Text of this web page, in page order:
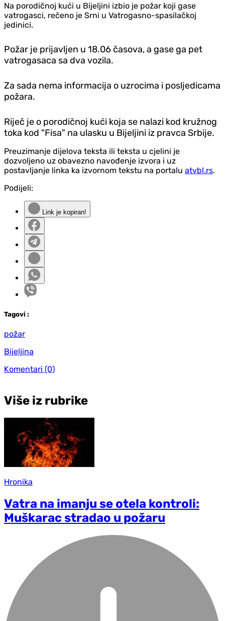
Na porodičnoj kući u Bijeljini izbio je požar koji gase
vatrogasci, rečeno je Srni u Vatrogasno-spasilačkoj
jedinici.
Požar je prijavljen u 18.06 časova, a gase ga pet
vatrogasaca sa dva vozila.
Za sada nema informacija o uzrocima i posljedicama
požara.
Riječ je o porodičnoj kući koja se nalazi kod kružnog
toka kod "Fisa" na ulasku u Bijeljini iz pravca Srbije.
Preuzimanje dijelova teksta ili teksta u cjelini je
dozvoljeno uz obavezno navođenje izvora i uz
postavljanje linka ka izvornom tekstu na portalu atvbl.rs.
Podijeli:
Link je kopiran!
Tagovi :
požar
Bijeljina
Komentari (0)
Više iz rubrike
Hronika
Vatra na imanju se otela kontroli:
Muškarac stradao u požaru